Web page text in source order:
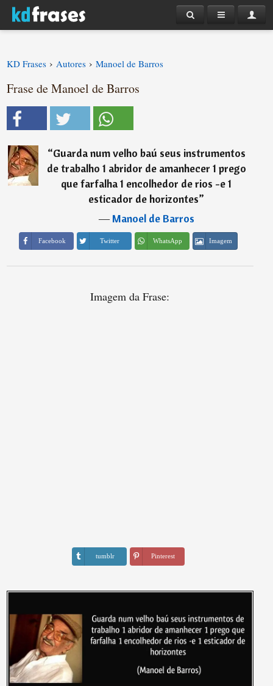
KD Frases › Autores › Manoel de Barros
Frase de Manoel de Barros
“Guarda num velho baú seus instrumentos
de trabalho 1 abridor de amanhecer 1 prego
que farfalha 1 encolhedor de rios -e 1
esticador de horizontes”
―Manoel de Barros
Facebook Twitter WhatsApp Imagem
Imagem da Frase:
tumblr Pinterest